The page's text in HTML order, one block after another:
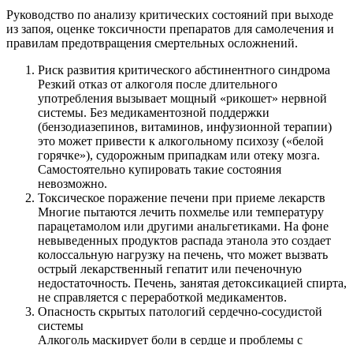
Руководство по анализу критических состояний при выходе
из запоя, оценке токсичности препаратов для самолечения и
правилам предотвращения смертельных осложнений.
Риск развития критического абстинентного синдрома
Резкий отказ от алкоголя после длительного
употребления вызывает мощный «рикошет» нервной
системы. Без медикаментозной поддержки
(бензодиазепинов, витаминов, инфузионной терапии)
это может привести к алкогольному психозу («белой
горячке»), судорожным припадкам или отеку мозга.
Самостоятельно купировать такие состояния
невозможно.
Токсическое поражение печени при приеме лекарств
Многие пытаются лечить похмелье или температуру
парацетамолом или другими анальгетиками. На фоне
невыведенных продуктов распада этанола это создает
колоссальную нагрузку на печень, что может вызвать
острый лекарственный гепатит или печеночную
недостаточность. Печень, занятая детоксикацией спирта,
не справляется с переработкой медикаментов.
Опасность скрытых патологий сердечно-сосудистой
системы
Алкоголь маскирует боли в сердце и проблемы с